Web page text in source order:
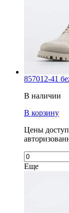
857012-41
В наличии
В корзину
Цены
Еще